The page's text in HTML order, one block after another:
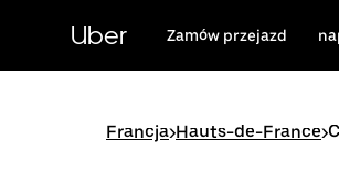
zawartości
Uber Zamów przejazd
Francja>Hauts-de-France>